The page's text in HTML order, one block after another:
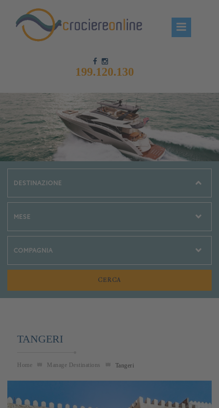
199.120.130
Chi siamo – CrociereOnLine
Destinazioni Crociere
Prenota crociere
News
TANGERI
Home Manage Destinations Tangeri